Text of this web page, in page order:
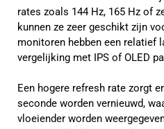
rates zoals 144 Hz, 165 Hz of
kunnen ze zeer geschikt zijn
monitoren hebben een relatief
vergelijking met IPS of OLED
Een hogere refresh rate zorgt
seconde worden vernieuwd,
vloeiender worden